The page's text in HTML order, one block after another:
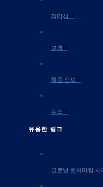
리더십
고객
채용 정보
뉴스
유용한 링크
글로벌 벤치마킹 시